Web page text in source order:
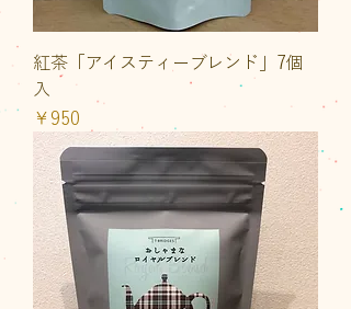
紅茶「アイスティーブレンド」7個
入
価格
￥950